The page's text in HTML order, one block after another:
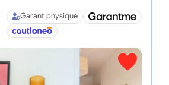
Garant physique